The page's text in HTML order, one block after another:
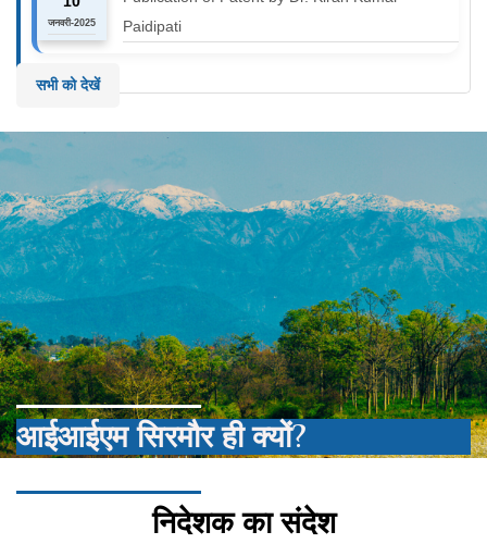
जनवरी-2025
Paidipati
सभी को देखें
आईआईएम सिरमौर ही क्यों?
निदेशक का संदेश